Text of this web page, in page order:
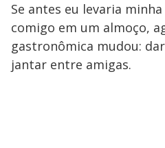
Se antes eu levaria
comigo em um almoço,
gastronômica mudou:
jantar entre amigas.